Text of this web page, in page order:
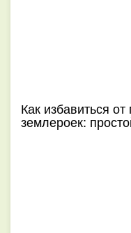
Как избавиться
землероек: